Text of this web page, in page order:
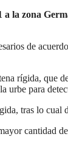
a la zona
de
rígida, que
urbe para
tras lo
cantidad